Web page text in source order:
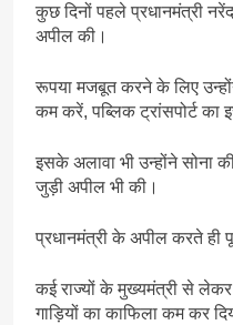
कुछ दिनों पहले प्रधानमंत्री
अपील की।
रूपया मजबूत करने के लिए
कम करें, पब्लिक ट्रांसपोर्ट का
इसके अलावा भी उन्होंने सोना
जुड़ी अपील भी की।
प्रधानमंत्री के अपील करते
कई राज्यों के मुख्यमंत्री से
गाड़ियों का काफिला कम कर